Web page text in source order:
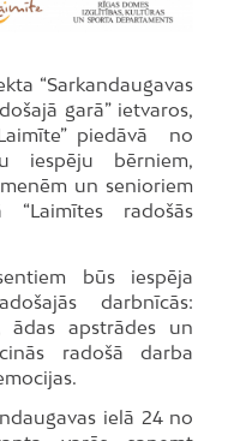
“Sarkandaugavas
garā” ietvaros,
piedāvā no
iespēju bērniem,
un senioriem
“Laimītes radošās
būs iespēja
darbnīcās:
ādas apstrādes un
radošā darba
ielā 24 no